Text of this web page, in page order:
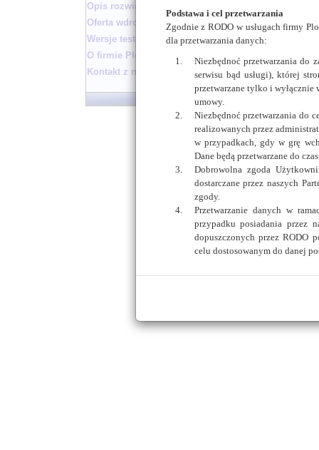
Opis rozwiązania
Oferta wdrożenia
Wersje testowe biuletynu
O firmie Plocman
Kontakt z nami
Podstawa i cel przetwarzania
Zgodnie z RODO w usługach firmy
dla przetwarzania danych:
Niezbędnoć przetwarzania do
serwisu bąd usługi), której
przetwarzane tylko i wyłącznie
umowy.
Niezbędnoć przetwarzania do
realizowanych przez
w przypadkach, gdy w grę
Dane będą przetwarzane do
Dobrowolna zgoda
dostarczane przez naszych
zgody.
Przetwarzanie danych w
przypadku posiadania przez
dopuszczonych przez RODO
celu dostosowanym do danej